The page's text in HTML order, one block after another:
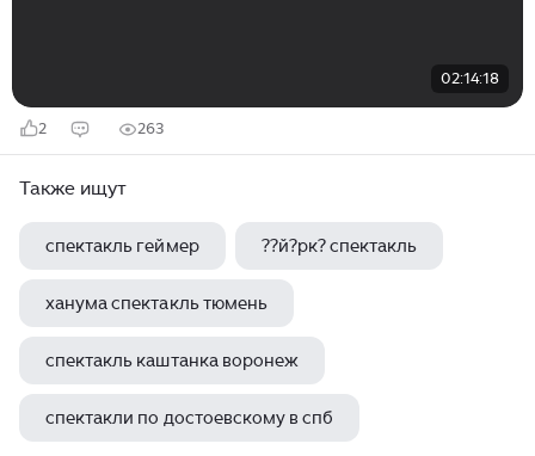
02:14:18
2 263
Также ищут
спектакль геймер ??й?рк? спектакль
ханума спектакль тюмень
спектакль каштанка воронеж
спектакли по достоевскому в спб